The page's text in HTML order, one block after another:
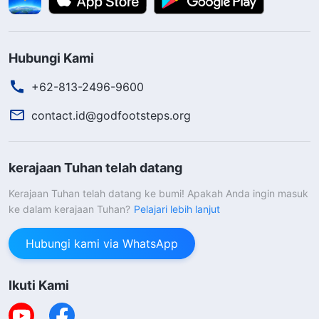
hubungannya kerugian yang mereka timbulkan
Aku bukan pemimpin, jadi mengapa aku harus
terlibat? Itu tidak ada hubungannya denganku,
dan itu bukan tanggung jawabku.' Pemikiran dan
olehmu tanpa kausadari—inilah watak rusak
yang orang perlihatkan ketika mereka
Kristus Akhir Zaman, "Bagian Tiga")
olah Dia sedang menyingkapkan dan
menghakimiku secara langsung. Aku sangat tahu
Hubungi Kami
+62-813-2496-9600
contact.id@godfootsteps.org
kerajaan Tuhan telah datang
Kerajaan Tuhan telah datang ke bumi! Apakah Anda ingin masuk
ke dalam kerajaan Tuhan? Pelajari lebih lanjut
Hubungi kami via WhatsApp
Ikuti Kami